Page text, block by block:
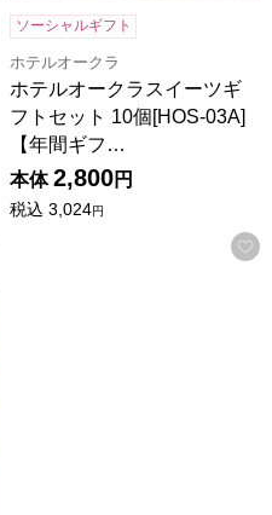
気に入りに登録する
ソーシャルギフト
ホテルオークラ
ホテルオークラスイーツギ
フトセット 10個[HOS-03A]
【年間ギフ…
本体 2,800円
税込 3,024円
ヘン 5個入【年間ギフト】